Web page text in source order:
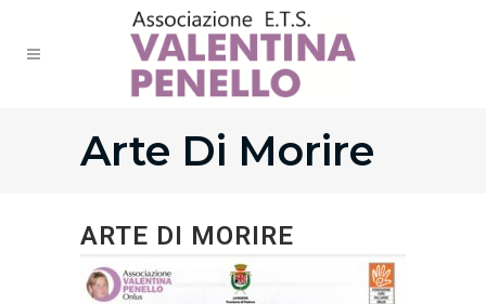
Arte Di Morire
ARTE DI MORIRE